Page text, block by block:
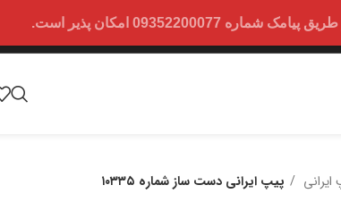
امکان پذیر است.
ایرانی پیپ ایرانی دست ساز شماره ۱۰۳۳۵